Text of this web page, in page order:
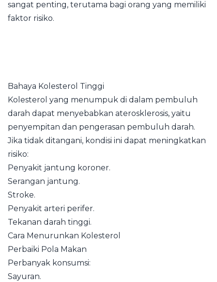
sangat penting, terutama bagi orang yang memiliki
faktor risiko.
Bahaya Kolesterol Tinggi
Kolesterol yang menumpuk di dalam pembuluh
darah dapat menyebabkan aterosklerosis, yaitu
penyempitan dan pengerasan pembuluh darah.
Jika tidak ditangani, kondisi ini dapat meningkatkan
risiko:
Penyakit jantung koroner.
Serangan jantung.
Stroke.
Penyakit arteri perifer.
Tekanan darah tinggi.
Cara Menurunkan Kolesterol
Perbaiki Pola Makan
Perbanyak konsumsi:
Sayuran.